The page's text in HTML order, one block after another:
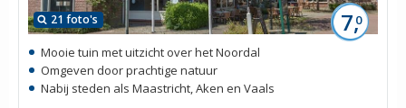
21 foto's 7,0
Mooie tuin met uitzicht over het Noordal
Omgeven door prachtige natuur
Nabij steden als Maastricht, Aken en Vaals